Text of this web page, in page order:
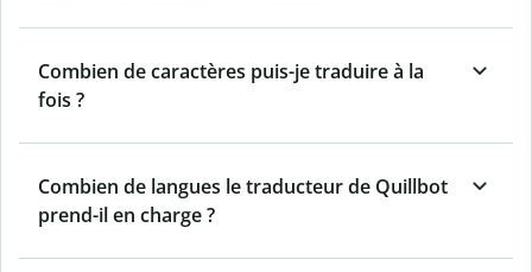
Combien de caractères puis-je traduire à la
fois ?
Combien de langues le traducteur de Quillbot
prend-il en charge ?